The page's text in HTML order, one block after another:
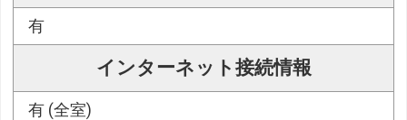
有
インターネット接続情報
有 (全室)